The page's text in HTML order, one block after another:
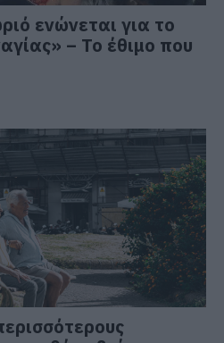
ενώνεται για το
– Το έθιμο που